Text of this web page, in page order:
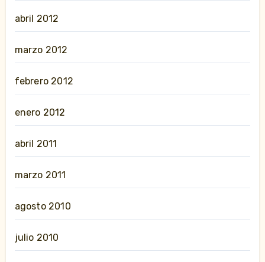
abril 2012
marzo 2012
febrero 2012
enero 2012
abril 2011
marzo 2011
agosto 2010
julio 2010